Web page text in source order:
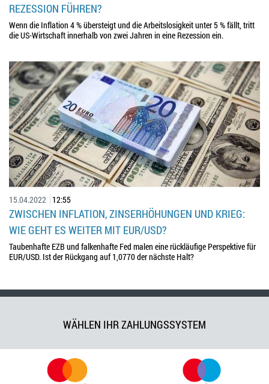
REZESSION FÜHREN?
Wenn die Inflation 4 % übersteigt und die Arbeitslosigkeit unter 5 % fällt, tritt
die US-Wirtschaft innerhalb von zwei Jahren in eine Rezession ein.
15.04.2022 12:55
ZWISCHEN INFLATION, ZINSERHÖHUNGEN UND KRIEG:
WIE GEHT ES WEITER MIT EUR/USD?
Taubenhafte EZB und falkenhafte Fed malen eine rückläufige Perspektive für
EUR/USD. Ist der Rückgang auf 1,0770 der nächste Halt?
WÄHLEN IHR ZAHLUNGSSYSTEM